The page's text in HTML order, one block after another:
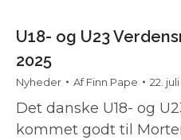
U18- og U23
2025
Nyheder AfFinn Pape 22.
Det danske U18- og
kommet godt til